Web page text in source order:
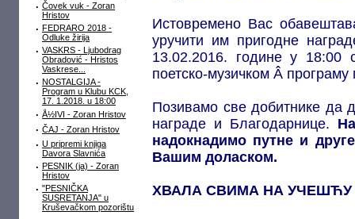
· Čovek vuk - Zoran
Hristov
· FEDRARO 2018 -
Odluke žirija
· VASKRS - Ljubodrag
Obradović - Hristos
Vaskrese...
· NOSTALGIJA -
Program u Klubu KCK,
17. 1.2018. u 18:00
· Å½IVI - Zoran Hristov
· ČAJ - Zoran Hristov
· U pripremi knjiga
Davora Slavnića
· PESNIK (ja) - Zoran
Hristov
· "PESNIČKA
SUSRETANJA" u
Kruševačkom pozorištu
Истовремено Вас
уручити им пригодне
13.02.2016. године у
поетско-музичком Â
Позивамо све добитнике да
награде и Благодарнице.
надокнадимо путне и
Вашим доласком.
ХВАЛА СВИМА НА УЧЕШЋУ